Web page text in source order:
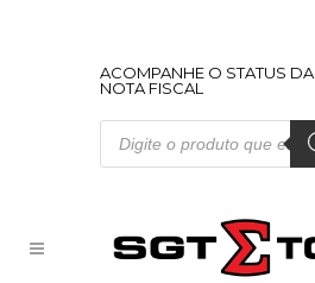
ACOMPANHE O STATUS DA
NOTA FISCAL
Pesquisar
produtos